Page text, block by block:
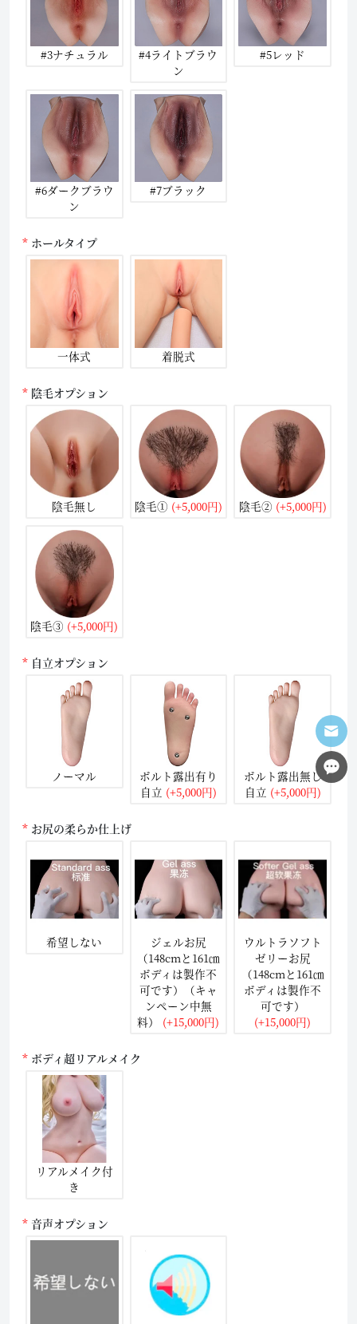
#3ナチュラル
#4ライトブラウ
ン
#5レッド
#6ダークブラウ
ン
#7ブラック
ホールタイプ
一体式 着脱式
陰毛オプション
陰毛無し 陰毛① (+5,000円) 陰毛② (+5,000円)
陰毛③ (+5,000円)
自立オプション
ノーマル
ボルト露出有り
自立 (+5,000円)
ボルト露出無し
自立 (+5,000円)
お尻の柔らか仕上げ
希望しない
ジェルお尻
（148cmと161㎝
ボディは製作不
可です）（キャ
ンペーン中無
料）
(+15,000円)
ウルトラソフト
ゼリーお尻
（148cmと161㎝
ボディは製作不
可です）
(+15,000円)
ボディ超リアルメイク
リアルメイク付
き
音声オプション